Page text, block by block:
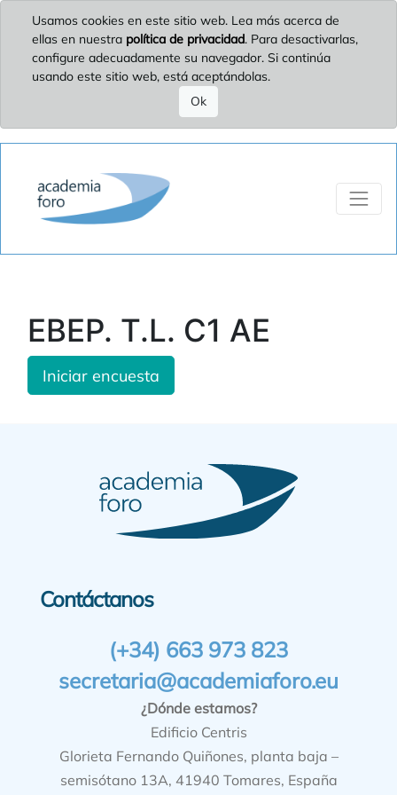
Usamos cookies en este sitio web. Lea más acerca de
ellas en nuestra política de privacidad. Para desactivarlas,
configure adecuadamente su navegador. Si continúa
usando este sitio web, está aceptándolas.
Ok
EBEP. T.L. C1 AE
Iniciar encuesta
Contáctanos
(+34) 663 973 823
secretaria@academiaforo.eu
¿Dónde estamos?
Edificio Centris
Glorieta Fernando Quiñones, planta baja –
semisótano 13A, 41940 Tomares, España